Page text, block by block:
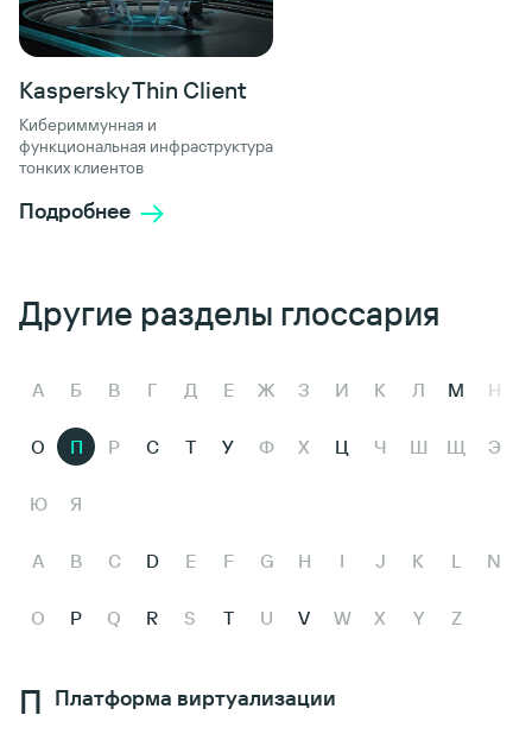
Kaspersky Thin Client
Кибериммунная и
функциональная инфраструктура
тонких клиентов
Подробнее
Другие разделы глоссария
А Б В Г Д Е Ж З И К Л М Н
О П Р С Т У Ф Х Ц Ч Ш Щ Э
Ю Я
A B C D E F G H I J K L N
O P Q R S T U V W X Y Z
П Платформа виртуализации